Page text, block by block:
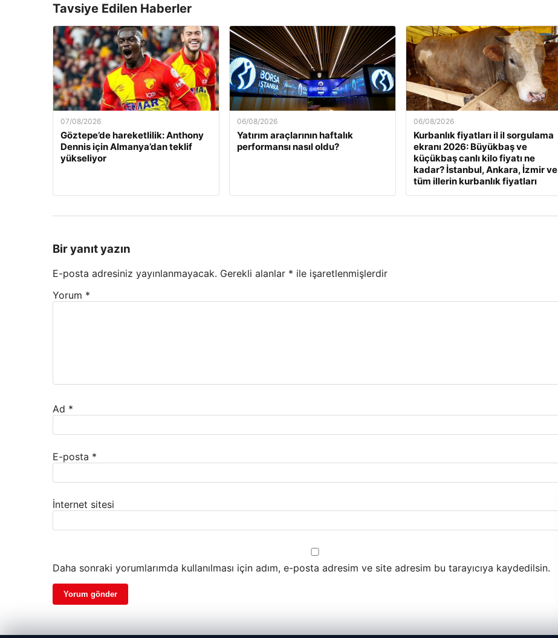
Tavsiye Edilen Haberler
07/08/2026
Göztepe’de hareketlilik: Anthony
Dennis için Almanya’dan teklif
yükseliyor
06/08/2026
Yatırım araçlarının haftalık
performansı nasıl oldu?
06/08/2026
Kurbanlık fiyatları il il sorgulama
ekranı 2026: Büyükbaş ve
küçükbaş canlı kilo fiyatı ne
kadar? İstanbul, Ankara, İzmir ve
tüm illerin kurbanlık fiyatları
Bir yanıt yazın
E-posta adresiniz yayınlanmayacak. Gerekli alanlar * ile işaretlenmişlerdir
Yorum *
Ad *
E-posta *
İnternet sitesi
Daha sonraki yorumlarımda kullanılması için adım, e-posta adresim ve site adresim bu tarayıcıya kaydedilsin.